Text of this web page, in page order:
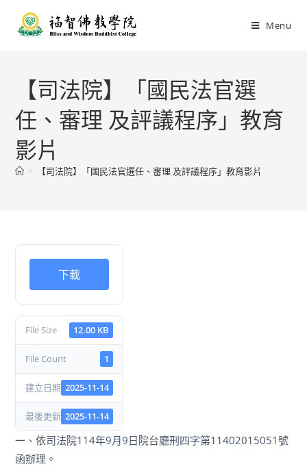
Menu
【司法院】「國民法官選
任、審理 及評議程序」教育
影片
> 【司法院】「國民法官選任、審理 及評議程序」教育影片
下載
File Size 12.00 KB
File Count 1
建立日期 2025-11-14
最後更新 2025-11-14
一、依司法院114年9月9日院台廳刑四字第11402015051號
函辦理。